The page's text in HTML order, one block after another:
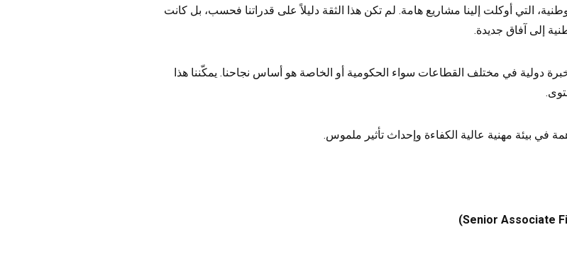
التي أوكلت إلينا مشاريع هامة. لم تكن هذا الثقة دليلاً على قدراتنا فحسب، بل كانت
إلى آفاق جديدة.
دولية في مختلف القطاعات سواء الحكومية أو الخاصة هو أساس نجاحنا. يمكّننا هذا
في بيئة مهنية عالية الكفاءة وإحداث تأثير ملموس.
Senior Associate